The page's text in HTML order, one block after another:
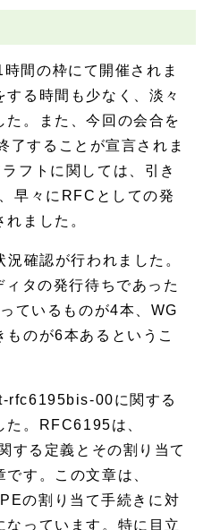
間の枠にて開催されま
する時間も少なく、淡々
た。また、今回の会合を
了することが宣言されま
フトに関しては、引き
早々にRFCとしての発
ました。
確認が行われました。
タの発行待ちであった
ているものが4本、WG
のが6本あるというこ
00に関する
た。RFC6195は、
する定義とその割り当て
す。この文章は、
の割り当て手続きに対
っています。特に目立